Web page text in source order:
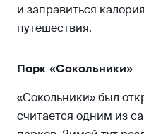
и заправиться
путешествия.
Парк «Сокольники»
«Сокольники» был
считается одним из